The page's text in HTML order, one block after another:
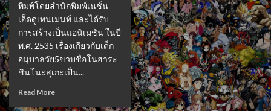
พิมพ์โดยสำนักพิมพ์เนชั่น
เอ็ดดูเทนเมนท์ และได้รับ
การสร้างเป็นแอนิเมชัน ในปี
พ.ศ. 2535 เรื่องเกียวกับเด็ก
อนุบาลวัย5ขวบชื่อโนฮาระ
ชินโนะสุเกะเป็น...
Read More